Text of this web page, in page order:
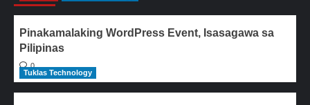
Pinakamalaking WordPress Event, Isasagawa sa
Pilipinas
0
Tuklas Technology